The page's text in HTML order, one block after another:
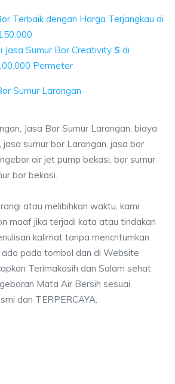
Terbaik dengan Harga Terjangkau di
Jasa Sumur Bor Creativity S di
Permeter
Sumur Larangan
Jasa Bor Sumur Larangan, biaya
jasa sumur bor Larangan, jasa bor
air jet pump bekasi, bor sumur
bor bekasi.
atau melibihkan waktu, kami
maaf jika terjadi kata atau tindakan
kalimat tanpa mencntumkan
pada tombol dan di Website
Terimakasih dan Salam sehat
Mata Air Bersih sesuai
dan TERPERCAYA.